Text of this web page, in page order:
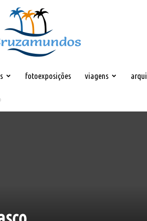
fotoexposições viagens